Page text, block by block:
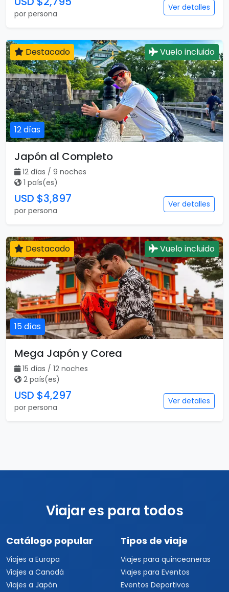
por persona
Ver detalles
12 días
Destacado Vuelo incluido
Japón al Completo
12 días / 9 noches
1 país(es)
USD $3,897
por persona
Ver detalles
15 días
Destacado Vuelo incluido
Mega Japón y Corea
15 días / 12 noches
2 país(es)
USD $4,297
por persona
Ver detalles
Viajar es para todos
Catálogo popular
Viajes a Europa
Viajes a Canadá
Viajes a Japón
Tipos de viaje
Viajes para quinceaneras
Viajes para Eventos
Eventos Deportivos